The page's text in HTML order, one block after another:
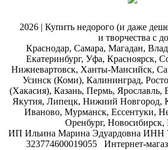
2026 | Купить недорого (и даже
и творчества с
Краснодар, Самара, Магадан,
Екатеринбург, Уфа, Красноярск,
Нижневартовск, Ханты-Мансийск,
Усинск (Коми), Калининград,
(Хакасия), Казань, Пермь, Ярославль,
Якутия, Липецк, Нижний Новгород,
Иваново, Мурманск, Ессентуки,
Оренбург, Новосибирск,
ИП Ильина Марина Эдуардовна ИНН
323774600019055
Интернет-